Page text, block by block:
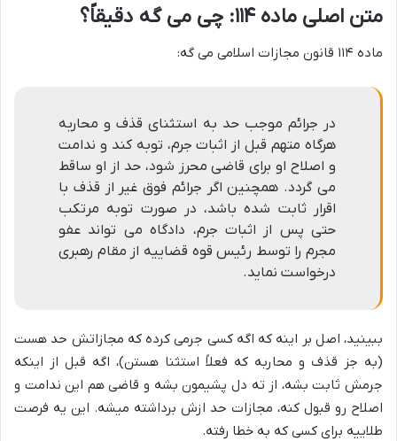
متن اصلی ماده ۱۱۴: چی می گه دقیقاً؟
ماده ۱۱۴ قانون مجازات اسلامی می گه:
در جرائم موجب حد به استثنای قذف و محاربه
هرگاه متهم قبل از اثبات جرم، توبه کند و ندامت
و اصلاح او برای قاضی محرز شود، حد از او ساقط
می گردد. همچنین اگر جرائم فوق غیر از قذف با
اقرار ثابت شده باشد، در صورت توبه مرتکب
حتی پس از اثبات جرم، دادگاه می تواند عفو
مجرم را توسط رئیس قوه قضاییه از مقام رهبری
درخواست نماید.
ببینید، اصل بر اینه که اگه کسی جرمی کرده که مجازاتش حد هست
(به جز قذف و محاربه که فعلاً استثنا هستن)، اگه قبل از اینکه
جرمش ثابت بشه، از ته دل پشیمون بشه و قاضی هم این ندامت و
اصلاح رو قبول کنه، مجازات حد ازش برداشته میشه. این یه فرصت
طلاییه برای کسی که به خطا رفته.